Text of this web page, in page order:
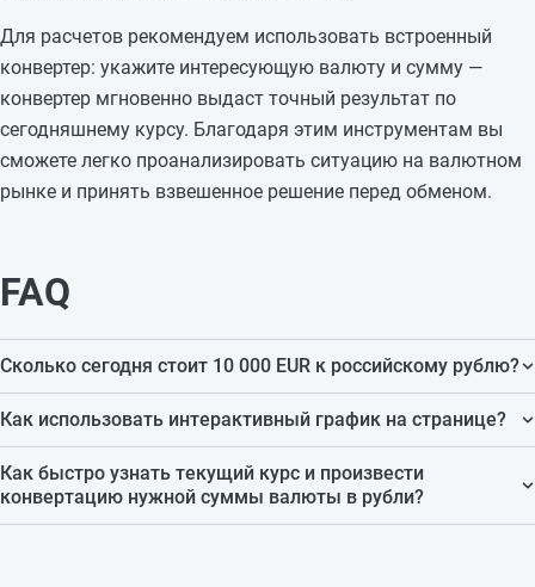
Для расчетов рекомендуем использовать встроенный
конвертер: укажите интересующую валюту и сумму —
конвертер мгновенно выдаст точный результат по
сегодняшнему курсу. Благодаря этим инструментам вы
сможете легко проанализировать ситуацию на валютном
рынке и принять взвешенное решение перед обменом.
FAQ
Сколько сегодня стоит 10 000 EUR к российскому рублю?
На текущий момент 10 000 EUR в RUB стоит 931 901.00
Данные меняются автоматически после установления
новых курсов ЦБ РФ.
Как использовать интерактивный график на странице?
Интерактивный график помогает наглядно увидеть
динамику изменения курса за последние месяцы и
оценить тенденции.
Как быстро узнать текущий курс и произвести
конвертацию нужной суммы валюты в рубли?